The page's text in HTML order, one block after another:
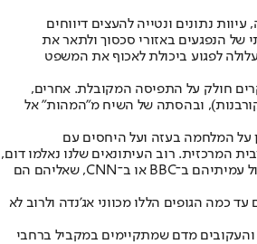
נתונים ונטייה להעצים דיווחים
של הנפגעים באזורי סכסוך ולתאר את
לפגוע ביכולת לאכוף את המשפט
חולק על התפיסה המקובלת. אחרים,
ובהסתה של השיח מ"המהות" אל
על המלחמה בעזה ועל היחסים עם
המרכזית. רוב העיתונאים שלנו נאלמו דום,
בתקווה שיצליחו להימלט מאימת ההאשמות הקולקטיביות ברצח עם או בהרעבה שיטתית. גם כאן מה שהוביל אותם זה פחות טוהר העבודה העיתונאית, ויותר רגשי הנחיתות מול עמיתיהם ב־BBC או ב־CNN, שאליהם הם
כמה הגופים הללו מכווני אג'נדה ולרוב לא
והעקובים מדם שמתקיימים במקביל ברחבי